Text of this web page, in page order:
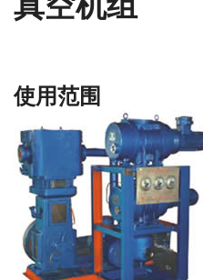
使用范围